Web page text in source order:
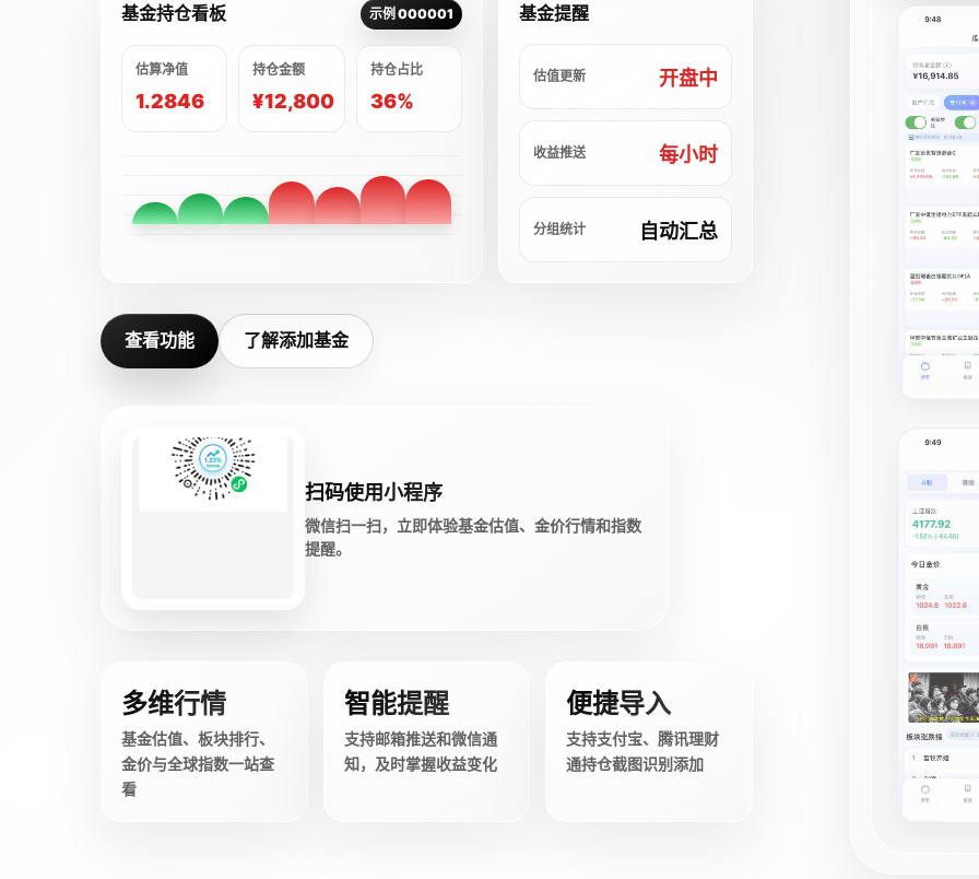
基金持仓看板 示例 000001
估算净值
1.2846
持仓金额
¥12,800
持仓占比
36%
基金提醒
估值更新 开盘中
收益推送 每小时
分组统计 自动汇总
查看功能 了解添加基金
扫码使用小程序
微信扫一扫，立即体验基金估值、金价行情和指数
提醒。
多维行情
基金估值、板块排行、
金价与全球指数一站查
看
智能提醒
支持邮箱推送和微信通
知，及时掌握收益变化
便捷导入
支持支付宝、腾讯理财
通持仓截图识别添加